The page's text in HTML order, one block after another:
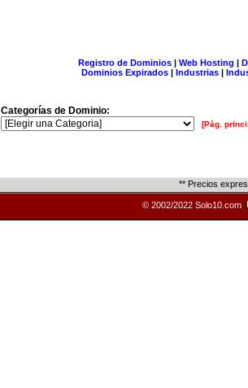
Registro de Dominios| Web Hosting |
Dominios Expirados | Industrias |
Categorías de Dominio:
[Pág.
** Precios
© 2002/2022 Solo10.com